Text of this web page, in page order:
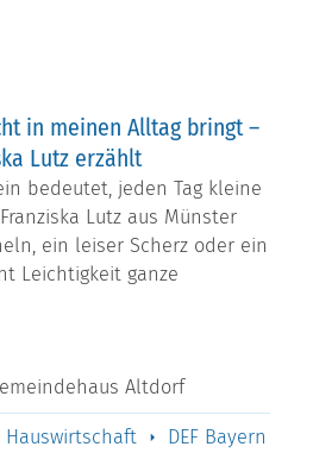
in meinen Alltag bringt –
Lutz erzählt
bedeutet, jeden Tag kleine
Lutz aus Münster
ein leiser Scherz oder ein
Leichtigkeit ganze
Altdorf
DEF Bayern